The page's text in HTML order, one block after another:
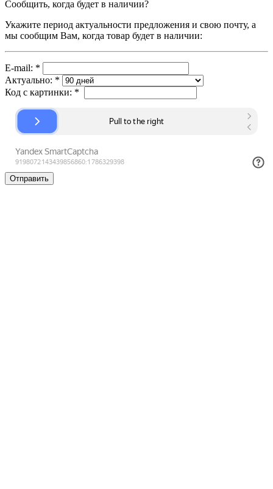
Сообщить, когда будет в наличии?
Укажите период актуальности предложения и свою почту, а
мы сообщим Вам, когда товар будет в наличии:
E-mail: *
Актуально: *
Код с картинки: *